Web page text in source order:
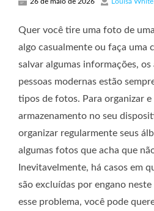
Quer você tire uma foto de
algo casualmente ou faça uma
salvar algumas informações,
pessoas modernas estão
tipos de fotos. Para organizar
armazenamento no seu
organizar regularmente seus
algumas fotos que acha que
Inevitavelmente, há casos em
são excluídas por engano
esse problema, você pode